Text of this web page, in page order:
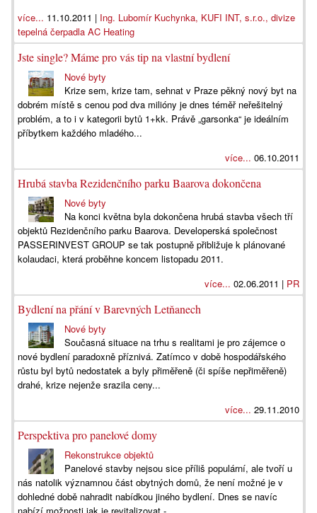
více... 11.10.2011 | Ing. Lubomír Kuchynka, KUFI INT, s.r.o., divize
tepelná čerpadla AC Heating
Jste single? Máme pro vás tip na vlastní bydlení
Nové byty
Krize sem, krize tam, sehnat v Praze pěkný nový byt na
dobrém místě s cenou pod dva milióny je dnes téměř neřešitelný
problém, a to i v kategorii bytů 1+kk. Právě „garsonka“ je ideálním
příbytkem každého mladého...
více... 06.10.2011
Hrubá stavba Rezidenčního parku Baarova dokončena
Nové byty
Na konci května byla dokončena hrubá stavba všech tří
objektů Rezidenčního parku Baarova. Developerská společnost
PASSERINVEST GROUP se tak postupně přibližuje k plánované
kolaudaci, která proběhne koncem listopadu 2011.
více... 02.06.2011 | PR
Bydlení na přání v Barevných Letňanech
Nové byty
Současná situace na trhu s realitami je pro zájemce o
nové bydlení paradoxně příznivá. Zatímco v době hospodářského
růstu byl bytů nedostatek a byly přiměřeně (či spíše nepřiměřeně)
drahé, krize nejenže srazila ceny...
více... 29.11.2010
Perspektiva pro panelové domy
Rekonstrukce objektů
Panelové stavby nejsou sice příliš populární, ale tvoří u
nás natolik významnou část obytných domů, že není možné je v
dohledné době nahradit nabídkou jiného bydlení. Dnes se navíc